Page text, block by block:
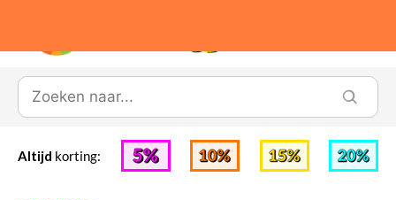
Altijd korting: